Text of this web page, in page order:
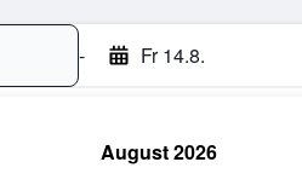
- Fr 14.8.
August 2026